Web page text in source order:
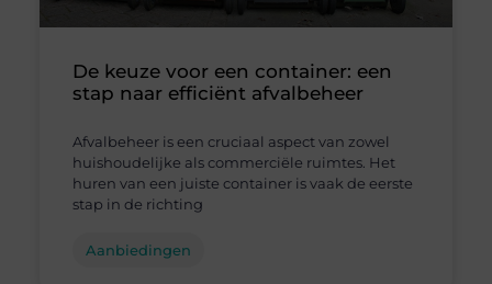
De keuze voor een container: een
stap naar efficiënt afvalbeheer
Afvalbeheer is een cruciaal aspect van zowel
huishoudelijke als commerciële ruimtes. Het
huren van een juiste container is vaak de eerste
stap in de richting
Aanbiedingen